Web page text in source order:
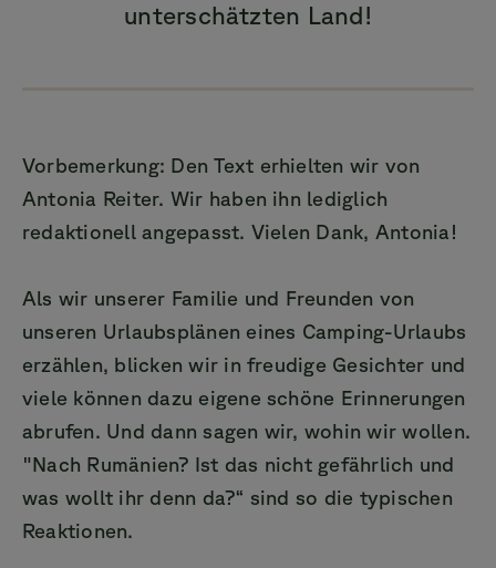
unterschätzten Land!
Vorbemerkung: Den Text erhielten wir von
Antonia Reiter. Wir haben ihn lediglich
redaktionell angepasst. Vielen Dank, Antonia!
Als wir unserer Familie und Freunden von
unseren Urlaubsplänen eines Camping-Urlaubs
erzählen, blicken wir in freudige Gesichter und
viele können dazu eigene schöne Erinnerungen
abrufen. Und dann sagen wir, wohin wir wollen.
"Nach Rumänien? Ist das nicht gefährlich und
was wollt ihr denn da?“ sind so die typischen
Reaktionen.